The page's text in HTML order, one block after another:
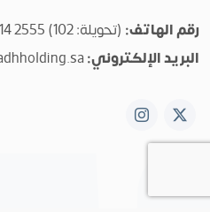
رقم الهاتف: +966 11 214 2555 (تحويلة: 102)
البريد الإلكتروني: